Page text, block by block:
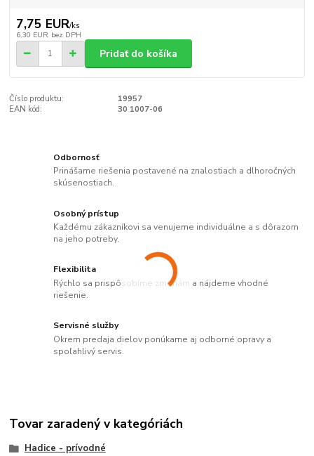
7,75 EUR/ks
6,30 EUR bez DPH
Pridať do košíka
Číslo produktu:
19957
EAN kód:
30 1007-06
Odbornosť
Prinášame riešenia postavené na znalostiach a dlhoročných
skúsenostiach.
Osobný prístup
Každému zákazníkovi sa venujeme individuálne a s dôrazom
na jeho potreby.
Flexibilita
Rýchlo sa prispôsobíme zmenám a nájdeme vhodné
riešenie.
Servisné služby
Okrem predaja dielov ponúkame aj odborné opravy a
spoľahlivý servis.
Tovar zaradený v kategóriách
Hadice - prívodné